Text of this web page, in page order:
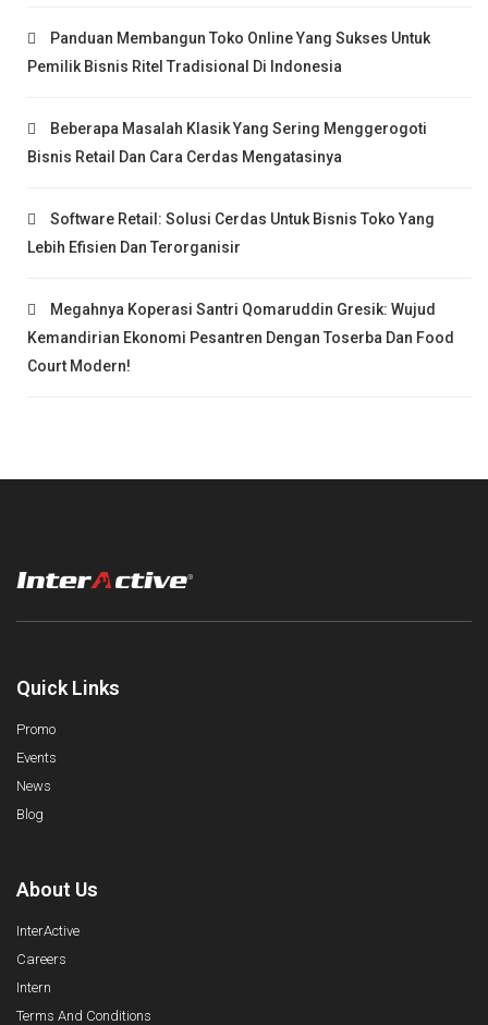
Panduan Membangun Toko Online Yang Sukses Untuk
Pemilik Bisnis Ritel Tradisional Di Indonesia
Beberapa Masalah Klasik Yang Sering Menggerogoti
Bisnis Retail Dan Cara Cerdas Mengatasinya
Software Retail: Solusi Cerdas Untuk Bisnis Toko Yang
Lebih Efisien Dan Terorganisir
Megahnya Koperasi Santri Qomaruddin Gresik: Wujud
Kemandirian Ekonomi Pesantren Dengan Toserba Dan Food
Court Modern!
Quick Links
Promo
Events
News
Blog
About Us
InterActive
Careers
Intern
Terms And Conditions